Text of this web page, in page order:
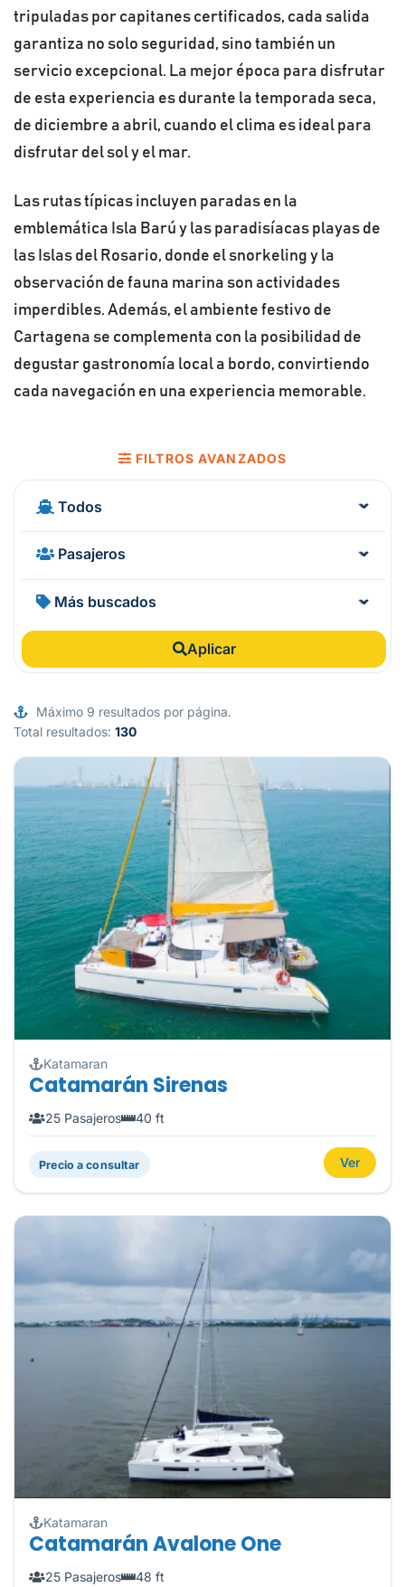
tripuladas por capitanes certificados, cada salida
garantiza no solo seguridad, sino también un
servicio excepcional. La mejor época para disfrutar
de esta experiencia es durante la temporada seca,
de diciembre a abril, cuando el clima es ideal para
disfrutar del sol y el mar.
Las rutas típicas incluyen paradas en la
emblemática Isla Barú y las paradisíacas playas de
las Islas del Rosario, donde el snorkeling y la
observación de fauna marina son actividades
imperdibles. Además, el ambiente festivo de
Cartagena se complementa con la posibilidad de
degustar gastronomía local a bordo, convirtiendo
cada navegación en una experiencia memorable.
FILTROS AVANZADOS
Aplicar
Máximo 9 resultados por página.
Total resultados: 130
Katamaran
Catamarán Sirenas
25 Pasajeros 40 ft
Precio a consultar Ver
Katamaran
Catamarán Avalone One
25 Pasajeros 48 ft